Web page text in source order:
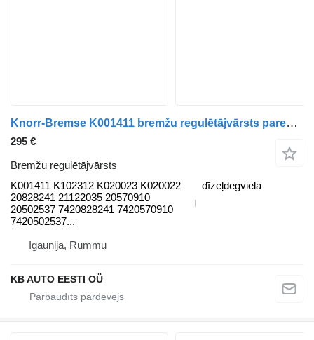
Knorr-Bremse K001411 bremžu regulētājvārsts paredzēts Volvo FH, FM, FMX-4 series (2013-) kravas automašīnas
295 €
Bremžu regulētājvārsts
K001411 K102312 K020023 K020022
20828241 21122035 20570910
20502537 7420828241 7420570910
7420502537...
dīzeļdegviela
Igaunija, Rummu
KB AUTO EESTI OÜ